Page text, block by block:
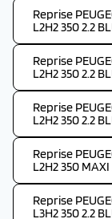
Reprise
L2H2 350 2.2
Reprise
L2H2 350 2.2
Reprise
L2H2 350 2.2
Reprise
L2H2 350
Reprise
L3H2 350 2.2